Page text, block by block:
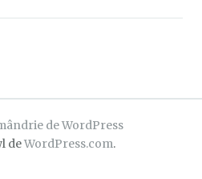
de WordPress
deWordPress.com.